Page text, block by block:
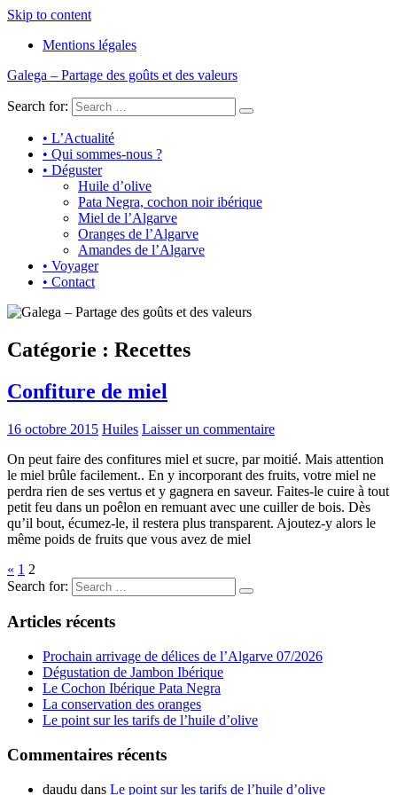
Skip to content
Mentions légales
Galega – Partage des goûts et des valeurs
Huile d'olive, olives, miel, amandes, cochon ibérique à prix associatif
Search for:
• L’Actualité
• Qui sommes-nous ?
• Déguster
Huile d’olive
Pata Negra, cochon noir ibérique
Miel de l’Algarve
Oranges de l’Algarve
Amandes de l’Algarve
• Voyager
• Contact
Catégorie : Recettes
Confiture de miel
16 octobre 2015 Huiles Laisser un commentaire
On peut faire des confitures miel et sucre, par moitié. Mais attention
le miel brûle facilement.. En y incorporant des fruits, votre miel ne
perdra rien de ses vertus et y gagnera en saveur. Faites-le cuire à tout
petit feu dans un poêlon en remuant avec une cuiller de bois. Dès
qu’il bout, écumez-le, il restera plus transparent. Ajoutez-y alors le
même poids de fruits que vous avez de miel
« 1 2
Search for:
Articles récents
Prochain arrivage de délices de l’Algarve 07/2026
Dégustation de Jambon Ibérique
Le Cochon Ibérique Pata Negra
La conservation des oranges
Le point sur les tarifs de l’huile d’olive
Commentaires récents
daudu dans Le point sur les tarifs de l’huile d’olive